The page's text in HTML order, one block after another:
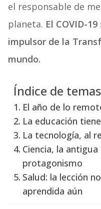
el responsable de
planeta. El COVID-
impulsor de la
mundo.
Índice de temas
El año de lo
La educación
La tecnología, al
Ciencia, la
protagonismo
Salud: la lección
aprendida aún